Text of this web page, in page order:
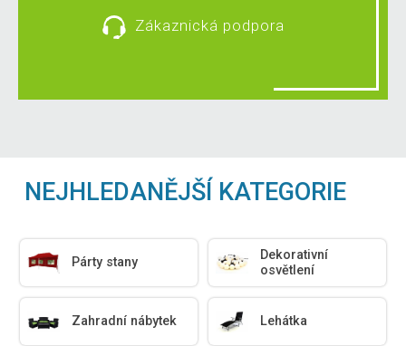
Zákaznická podpora
NEJHLEDANĚJŠÍ KATEGORIE
Párty stany
Dekorativní
osvětlení
Zahradní nábytek Lehátka